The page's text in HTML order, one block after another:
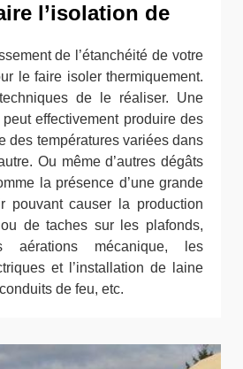
l’isolation de
de l’étanchéité de votre
le faire isoler thermiquement.
de le réaliser. Une
effectivement produire des
des températures variées dans
Ou même d’autres dégâts
la présence d’une grande
pouvant causer la production
de taches sur les plafonds,
aérations mécanique, les
et l’installation de laine
de feu, etc.